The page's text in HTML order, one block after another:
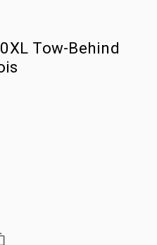
Tow-Behind